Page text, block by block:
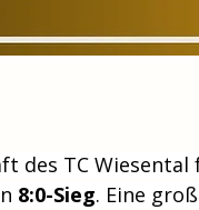
des TC
8:0-Sieg. Eine